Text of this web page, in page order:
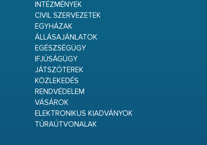
INTÉZMÉNYEK
CIVIL SZERVEZETEK
EGYHÁZAK
ÁLLÁSAJÁNLATOK
EGÉSZSÉGÜGY
IFJÚSÁGÜGY
JÁTSZÓTEREK
KÖZLEKEDÉS
RENDVÉDELEM
VÁSÁROK
ELEKTRONIKUS KIADVÁNYOK
TÚRAÚTVONALAK